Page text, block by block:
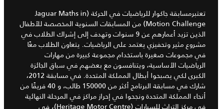
تعتبرمسابقة جاكوار للرياضيات في الحركة (Jaguar Maths in
Motion Challenge) من المسابقات السنوية المخصصة للأطفال
الذين تزيد أعمارهم عن 9 سنوات وتهدف إلى إشراك الطلاب في
مشروع مثير وتحفيزي يعتمد على الرياضيات. يتعاون الطلاب معًا
في مجموعات صغيرة باستخدام مجموعة كبيرة من مهارات
الرياضيات الأساسية، ويتنافسون مع بعضهم في سباق الجائزة
الكبرى لكي يصبحوا أبطال المملكة المتحدة. في مسابقة 2012،
شارك في مسابقة البرنامج أكثر من 150000 طالب، و 40 فريقًا من
أنحاء المملكة المتحدة ونجحوا في إحراز مراكز في المرحلة النهائية
في مركز التراث للسيارات (Heritage Motor Centre)، في